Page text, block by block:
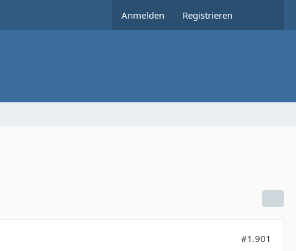
Anmelden Registrieren
#1.901